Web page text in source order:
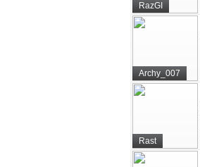
RazGI
Archy_007
Rast